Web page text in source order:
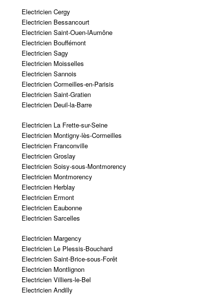
Electricien Cergy
Electricien Bessancourt
Electricien Saint-Ouen-lAumône
Electricien Bouffémont
Electricien Sagy
Electricien Moisselles
Electricien Sannois
Electricien Cormeilles-en-Parisis
Electricien Saint-Gratien
Electricien Deuil-la-Barre
Electricien La Frette-sur-Seine
Electricien Montigny-lès-Cormeilles
Electricien Franconville
Electricien Groslay
Electricien Soisy-sous-Montmorency
Electricien Montmorency
Electricien Herblay
Electricien Ermont
Electricien Eaubonne
Electricien Sarcelles
Electricien Margency
Electricien Le Plessis-Bouchard
Electricien Saint-Brice-sous-Forêt
Electricien Montlignon
Electricien Villiers-le-Bel
Electricien Andilly